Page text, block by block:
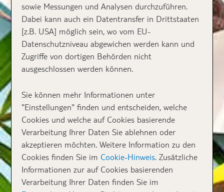
sowie Messungen und Analysen durchzuführen.
Dabei kann auch ein Datentransfer in Drittstaaten
[z.B. USA] möglich sein, wo vom EU-
Datenschutzniveau abgewichen werden kann und
Zugriffe von dortigen Behörden nicht
ausgeschlossen werden können.
Sie können mehr Informationen unter
"Einstellungen" finden und entscheiden, welche
Cookies und welche auf Cookies basierende
Verarbeitung Ihrer Daten Sie ablehnen oder
akzeptieren möchten. Weitere Information zu den
Cookies finden Sie im Cookie-Hinweis. Zusätzliche
Informationen zur auf Cookies basierenden
Verarbeitung Ihrer Daten finden Sie im